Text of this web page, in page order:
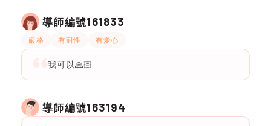
導師編號161833
嚴格 有耐性 有愛心
我可以🙏🏻
導師編號163194